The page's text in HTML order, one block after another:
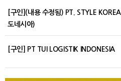
[구인](내용 수정됨) PT. STYLE
도네시아)
[구인] PT TUI LOGISTIK INDONESIA